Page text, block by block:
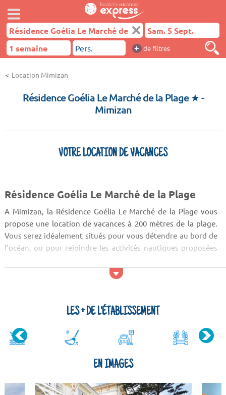
+ de filtres
Location Mimizan
Résidence Goélia Le Marché de la Plage ★-
Mimizan
VOTRE LOCATION DE VACANCES
Résidence Goélia Le Marché de la Plage
A Mimizan, la Résidence Goélia Le Marché de la Plage vous
propose une location de vacances à 200 mètres de la plage.
Vous serez idéalement situés pour vous détendre au bord de
l’océan, ou pour rejoindre les activités nautiques proposées
Mimizan, vous découvrirez la forêt des Landes et
LES + DE L'ÉTABLISSEMENT
EN IMAGES